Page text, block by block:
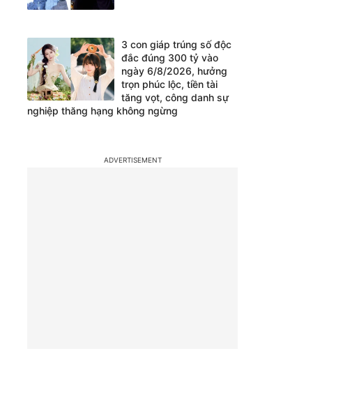
3 con giáp trúng số độc
đắc đúng 300 tỷ vào
ngày 6/8/2026, hưởng
trọn phúc lộc, tiền tài
tăng vọt, công danh sự
nghiệp thăng hạng không ngừng